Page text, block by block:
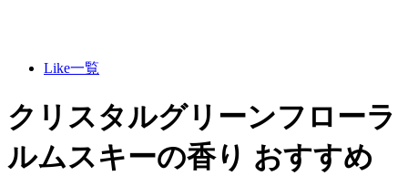
Like一覧
クリスタルグリーンフローラ
ルムスキーの香り おすすめ